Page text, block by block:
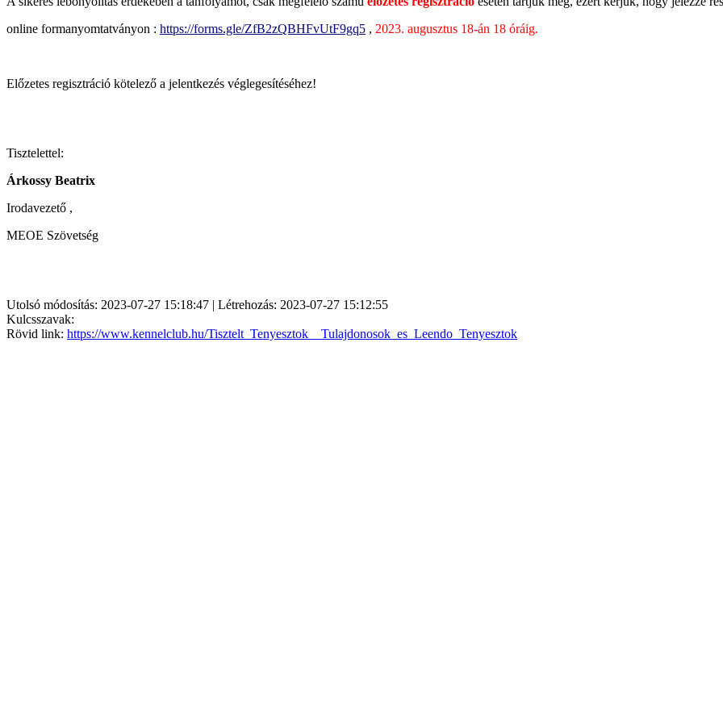
online formanyomtatványon : https://forms.gle/ZfB2zQBHFvUtF9gq5 , 2023. augusztus 18-án 18 óráig.
Előzetes regisztráció kötelező a jelentkezés véglegesítéséhez!
Tisztelettel:
Árkossy Beatrix
Irodavezető ,
MEOE Szövetség
Utolsó módosítás: 2023-07-27 15:18:47 | Létrehozás: 2023-07-27 15:12:55
Kulcsszavak:
Rövid link: https://www.kennelclub.hu/Tisztelt_Tenyesztok__Tulajdonosok_es_Leendo_Tenyesztok